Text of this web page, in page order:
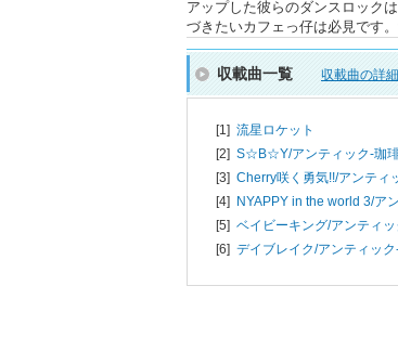
アップした彼らのダンスロック
づきたいカフェっ仔は必見です
収載曲一覧 収載曲の詳
[1] 流星ロケット
[2] S☆B☆Y/アンティック-珈
[3] Cherry咲く勇気!!/アンティ
[4] NYAPPY in the world 3/ア
[5] ベイビーキング/アンティ
[6] デイブレイク/アンティッ